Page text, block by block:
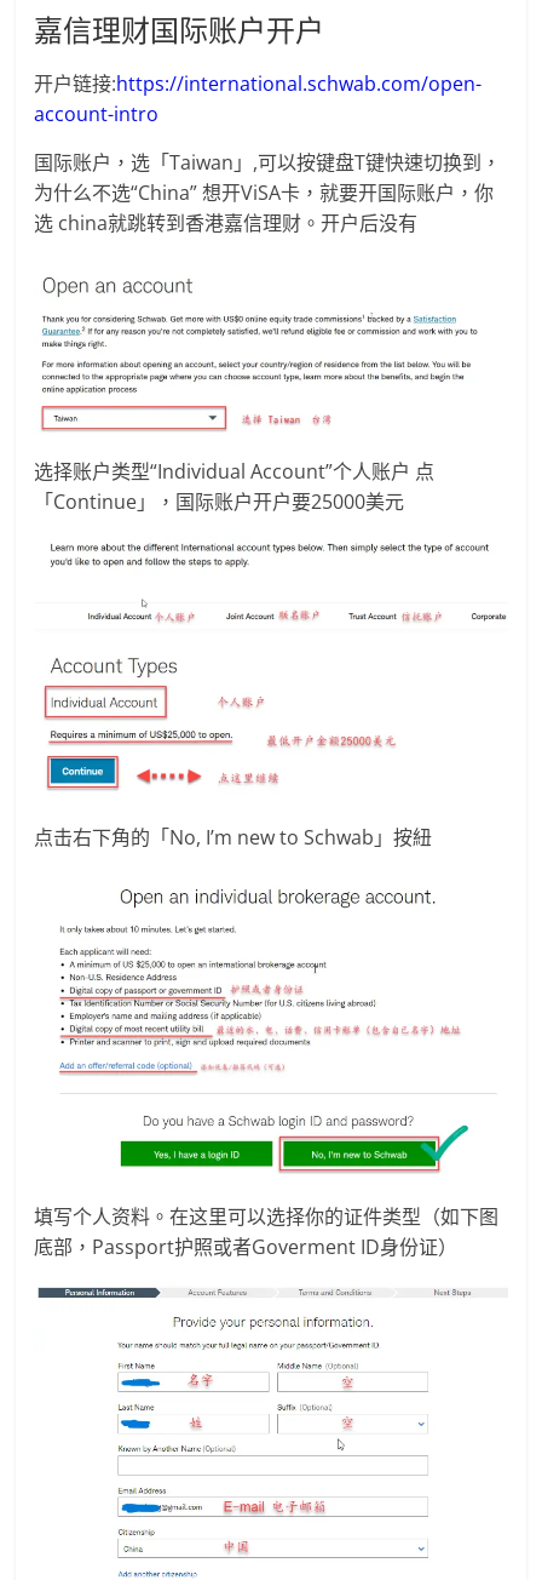
嘉信理财国际账户开户
开户链接:https://international.schwab.com/open-
account-intro
国际账户，选「Taiwan」,可以按键盘T键快速切换到，
为什么不选“China” 想开ViSA卡，就要开国际账户，你
选 china就跳转到香港嘉信理财。开户后没有
选择账户类型“Individual Account”个人账户 点
「Continue」，国际账户开户要25000美元
点击右下角的「No, I’m new to Schwab」按紐
填写个人资料。在这里可以选择你的证件类型（如下图
底部，Passport护照或者Goverment ID身份证）